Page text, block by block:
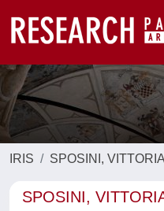
IRIS SPOSINI, VITTORIA
SPOSINI,